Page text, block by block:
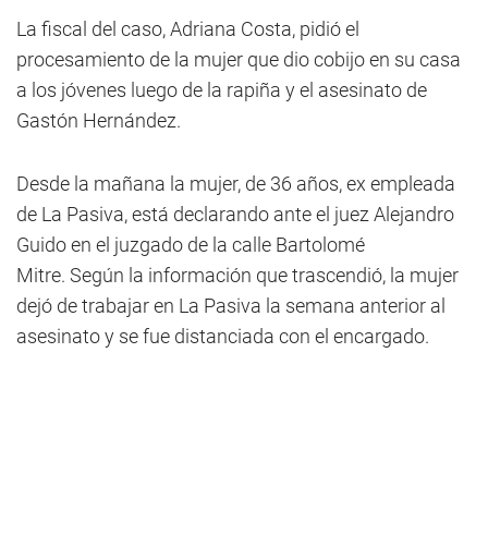
La fiscal del caso, Adriana Costa, pidió el
procesamiento de la mujer que dio cobijo en su casa
a los jóvenes luego de la rapiña y el asesinato de
Gastón Hernández.
Desde la mañana la mujer, de 36 años, ex empleada
de La Pasiva, está declarando ante el juez Alejandro
Guido en el juzgado de la calle Bartolomé
Mitre. Según la información que trascendió, la mujer
dejó de trabajar en La Pasiva la semana anterior al
asesinato y se fue distanciada con el encargado.